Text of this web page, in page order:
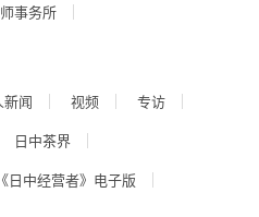
事务所
新闻 视频
专访
日中茶界
《日中经营者》电子版